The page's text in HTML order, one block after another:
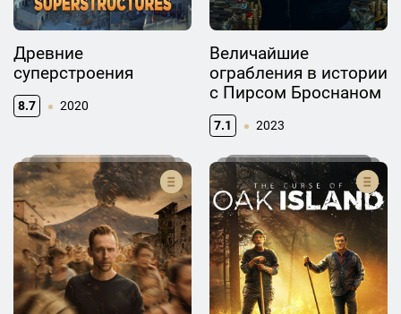
Древние
суперстроения
8.7 2020
Величайшие
ограбления в истории
с Пирсом Броснаном
7.1 2023